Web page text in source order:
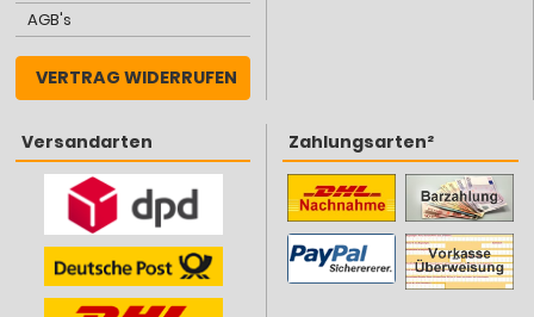
AGB's
VERTRAG WIDERRUFEN
Versandarten Zahlungsarten²